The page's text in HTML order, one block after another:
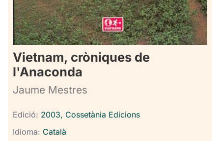
Vietnam, cròniques de
l'Anaconda
Jaume Mestres
Edició: 2003, Cossetània Edicions
Idioma: Català